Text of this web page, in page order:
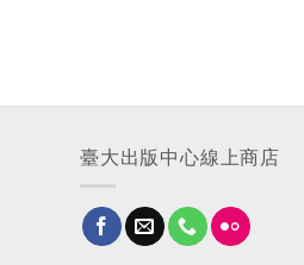
臺大出版中心線上商店